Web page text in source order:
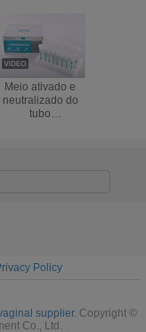
Meio ativado e
neutralizado do
tubo
Policy
supplier. Copyright ©
Co., Ltd.